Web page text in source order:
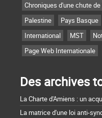
Chroniques d'une chute
Palestine
Pays Basque
International
MST
Page Web Internationale
Des archives
La Charte d'Amiens : un
La matrice d'une loi anti-